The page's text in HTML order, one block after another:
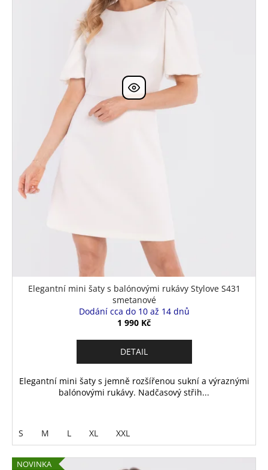
Elegantní mini šaty s balónovými rukávy Stylove S431
smetanové
Dodání cca do 10 až 14 dnů
1 990 Kč
DETAIL
Elegantní mini šaty s jemně rozšířenou sukní a výraznými
balónovými rukávy. Nadčasový střih...
S M L XL XXL
NOVINKA